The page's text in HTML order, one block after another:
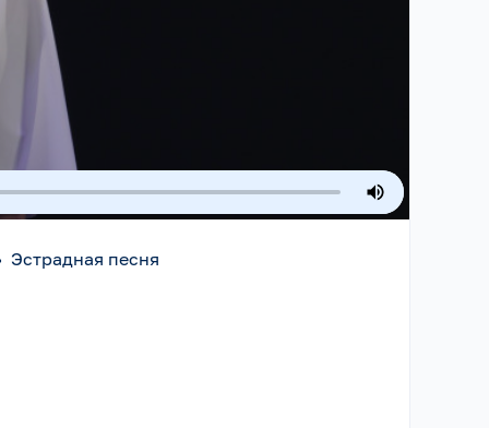
Эстрадная песня